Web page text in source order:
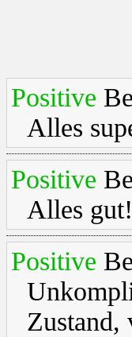
Positive
Alles
Positive
Alles gut!
Positive
Zustand,